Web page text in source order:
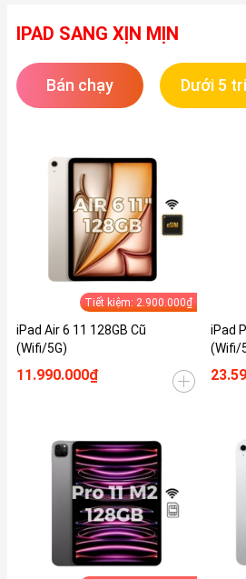
IPAD SANG XỊN MỊN
Bán chạy Dưới 5
Tiết kiệm: 2.900.000₫
iPad Air 6 11 128GB Cũ
(Wifi/5G)
11.990.000₫
iPad
(Wifi/